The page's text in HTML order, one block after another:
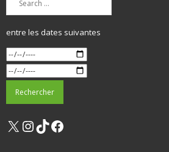
entre les dates suivantes
X Instagram
TikTok